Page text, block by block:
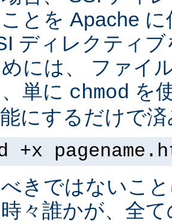
とを Apache
ディレクティ
には、 ファイ
単に chmod を
にするだけで
+x
きではないこ
々誰かが、全